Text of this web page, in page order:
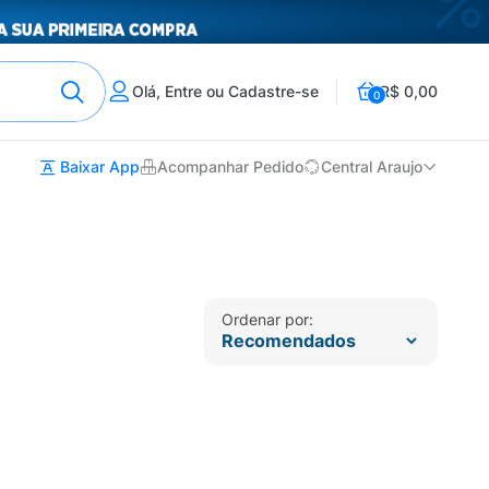
Olá, Entre ou Cadastre-se 0R$ 0,00
Baixar App Acompanhar Pedido Central Araujo
Ordenar por: